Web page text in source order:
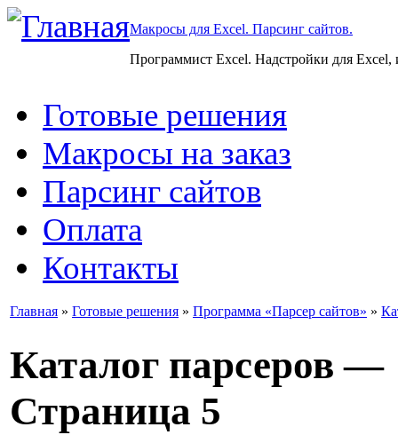
Макросы для Excel. Парсинг сайтов.
Программист Excel. Надстройки для Excel,
Готовые решения
Макросы на заказ
Парсинг сайтов
Оплата
Контакты
Главная » Готовые решения » Программа «Парсер сайтов» »
Каталог парсеров —
Страница 5